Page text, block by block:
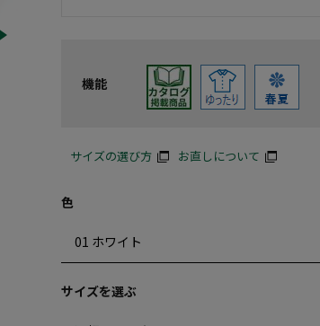
機能
サイズの選び方 お直しについて
色
サイズを選ぶ